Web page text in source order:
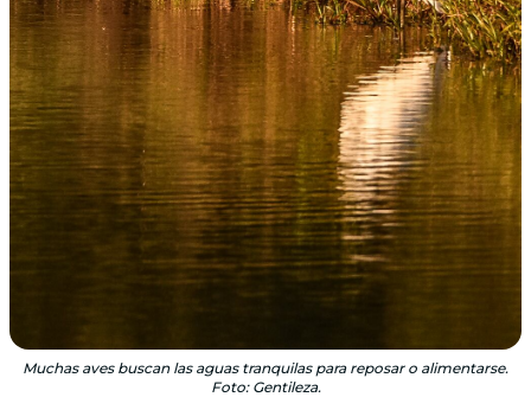
Muchas aves buscan las aguas tranquilas para reposar o alimentarse.
Foto: Gentileza.